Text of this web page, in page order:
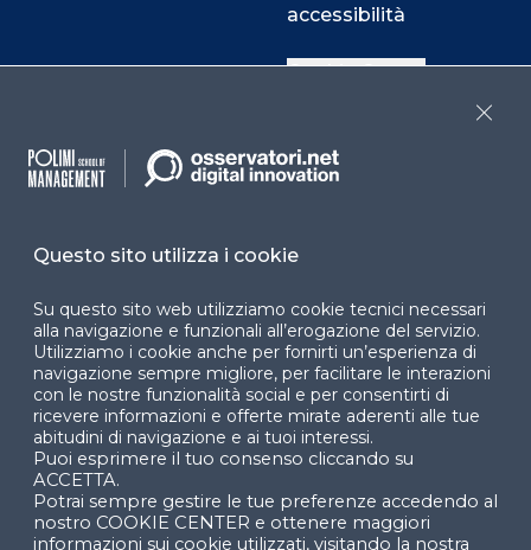
accessibilità
Cookie Center
Facebook LinkedIn
© 2024 Copyright © Politecnico di Milano Dipartimento
di Ingegneria Gestionale
Questo sito utilizza i cookie
Su questo sito web utilizziamo cookie tecnici necessari
alla navigazione e funzionali all’erogazione del servizio.
Utilizziamo i cookie anche per fornirti un’esperienza di
navigazione sempre migliore, per facilitare le interazioni
con le nostre funzionalità social e per consentirti di
ricevere informazioni e offerte mirate aderenti alle tue
abitudini di navigazione e ai tuoi interessi.
Puoi esprimere il tuo consenso cliccando su
ACCETTA.
Potrai sempre gestire le tue preferenze accedendo al
nostro COOKIE CENTER e ottenere maggiori
informazioni sui cookie utilizzati, visitando la nostra